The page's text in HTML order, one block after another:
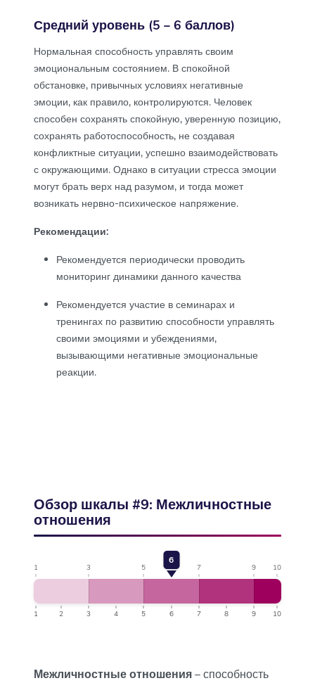
Средний уровень (5 – 6 баллов)
Нормальная способность управлять своим
эмоциональным состоянием. В спокойной
обстановке, привычных условиях негативные
эмоции, как правило, контролируются. Человек
способен сохранять спокойную, уверенную позицию,
сохранять работоспособность, не создавая
конфликтные ситуации, успешно взаимодействовать
с окружающими. Однако в ситуации стресса эмоции
могут брать верх над разумом, и тогда может
возникать нервно-психическое напряжение.
Рекомендации:
Рекомендуется периодически проводить
мониторинг динамики данного качества
Рекомендуется участие в семинарах и
тренингах по развитию способности управлять
своими эмоциями и убеждениями,
вызывающими негативные эмоциональные
реакции.
Обзор шкалы #9: Межличностные
отношения
1 3 5 7 9 10
1 2 3 4 5 6 7 8 9 10
6
Межличностные отношения– способность